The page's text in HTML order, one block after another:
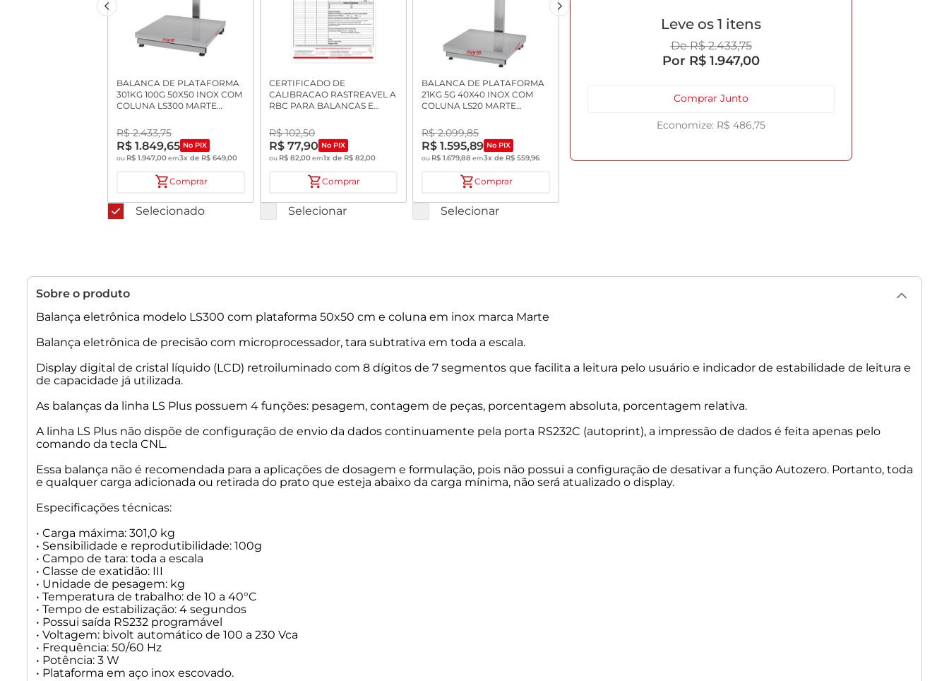
BALANCA DE PLATAFORMA
301KG 100G 50X50 INOX COM
COLUNA LS300 MARTE
R$ 2.433,75
R$ 1.849,65 No PIX
ou R$ 1.947,00em3x de R$ 649,00
Comprar
Selecionado
CERTIFICADO DE
CALIBRACAO RASTREAVEL A
RBC PARA BALANCAS E
UMIDADE
R$ 102,50
R$ 77,90 No PIX
ou R$ 82,00em1x de R$ 82,00
Comprar
Selecionar
BALANCA DE PLATAFORMA
21KG 5G 40X40 INOX COM
COLUNA LS20 MARTE
R$ 2.099,85
R$ 1.595,89 No PIX
ou R$ 1.679,88 em3x de R$ 559,96
Comprar
Selecionar
R$ 2.433,75
R$ 1.947,00
1
R$ 486,75
Comprar Junto
Sobre o produto
Balança eletrônica modelo LS300 com plataforma 50x50 cm e coluna em inox marca Marte
Balança eletrônica de precisão com microprocessador, tara subtrativa em toda a escala.
Display digital de cristal líquido (LCD) retroiluminado com 8 dígitos de 7 segmentos que facilita a leitura pelo usuário e indicador de estabilidade de leitura e
de capacidade já utilizada.
As balanças da linha LS Plus possuem 4 funções: pesagem, contagem de peças, porcentagem absoluta, porcentagem relativa.
A linha LS Plus não dispõe de configuração de envio da dados continuamente pela porta RS232C (autoprint), a impressão de dados é feita apenas pelo
comando da tecla CNL.
Essa balança não é recomendada para a aplicações de dosagem e formulação, pois não possui a configuração de desativar a função Autozero. Portanto, toda
e qualquer carga adicionada ou retirada do prato que esteja abaixo da carga mínima, não será atualizado o display.
Especificações técnicas:
• Carga máxima: 301,0 kg
• Sensibilidade e reprodutibilidade: 100g
• Campo de tara: toda a escala
• Classe de exatidão: III
• Unidade de pesagem: kg
• Temperatura de trabalho: de 10 a 40°C
• Tempo de estabilização: 4 segundos
• Possui saída RS232 programável
• Voltagem: bivolt automático de 100 a 230 Vca
• Frequência: 50/60 Hz
• Potência: 3 W
• Plataforma em aço inox escovado.